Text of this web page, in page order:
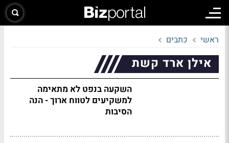
ראשי כתבים
אילן ארד קשת
השקעה בנפט לא מתאימה
למשקיעים לטווח ארוך - הנה
הסיבות